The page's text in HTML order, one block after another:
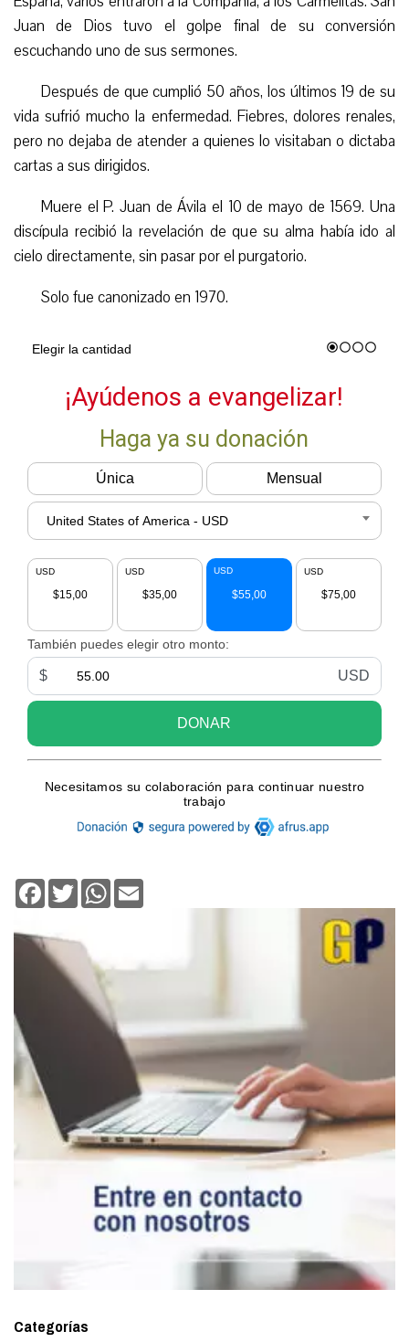
Juan de Dios tuvo el golpe final de su conversión
escuchando uno de sus sermones.
Después de que cumplió 50 años, los últimos 19 de su
vida sufrió mucho la enfermedad. Fiebres, dolores renales,
pero no dejaba de atender a quienes lo visitaban o dictaba
cartas a sus dirigidos.
Muere el P. Juan de Ávila el 10 de mayo de 1569. Una
discípula recibió la revelación de que su alma había ido al
cielo directamente, sin pasar por el purgatorio.
Solo fue canonizado en 1970.
Facebook
TwitterWhatsApp
Categorías